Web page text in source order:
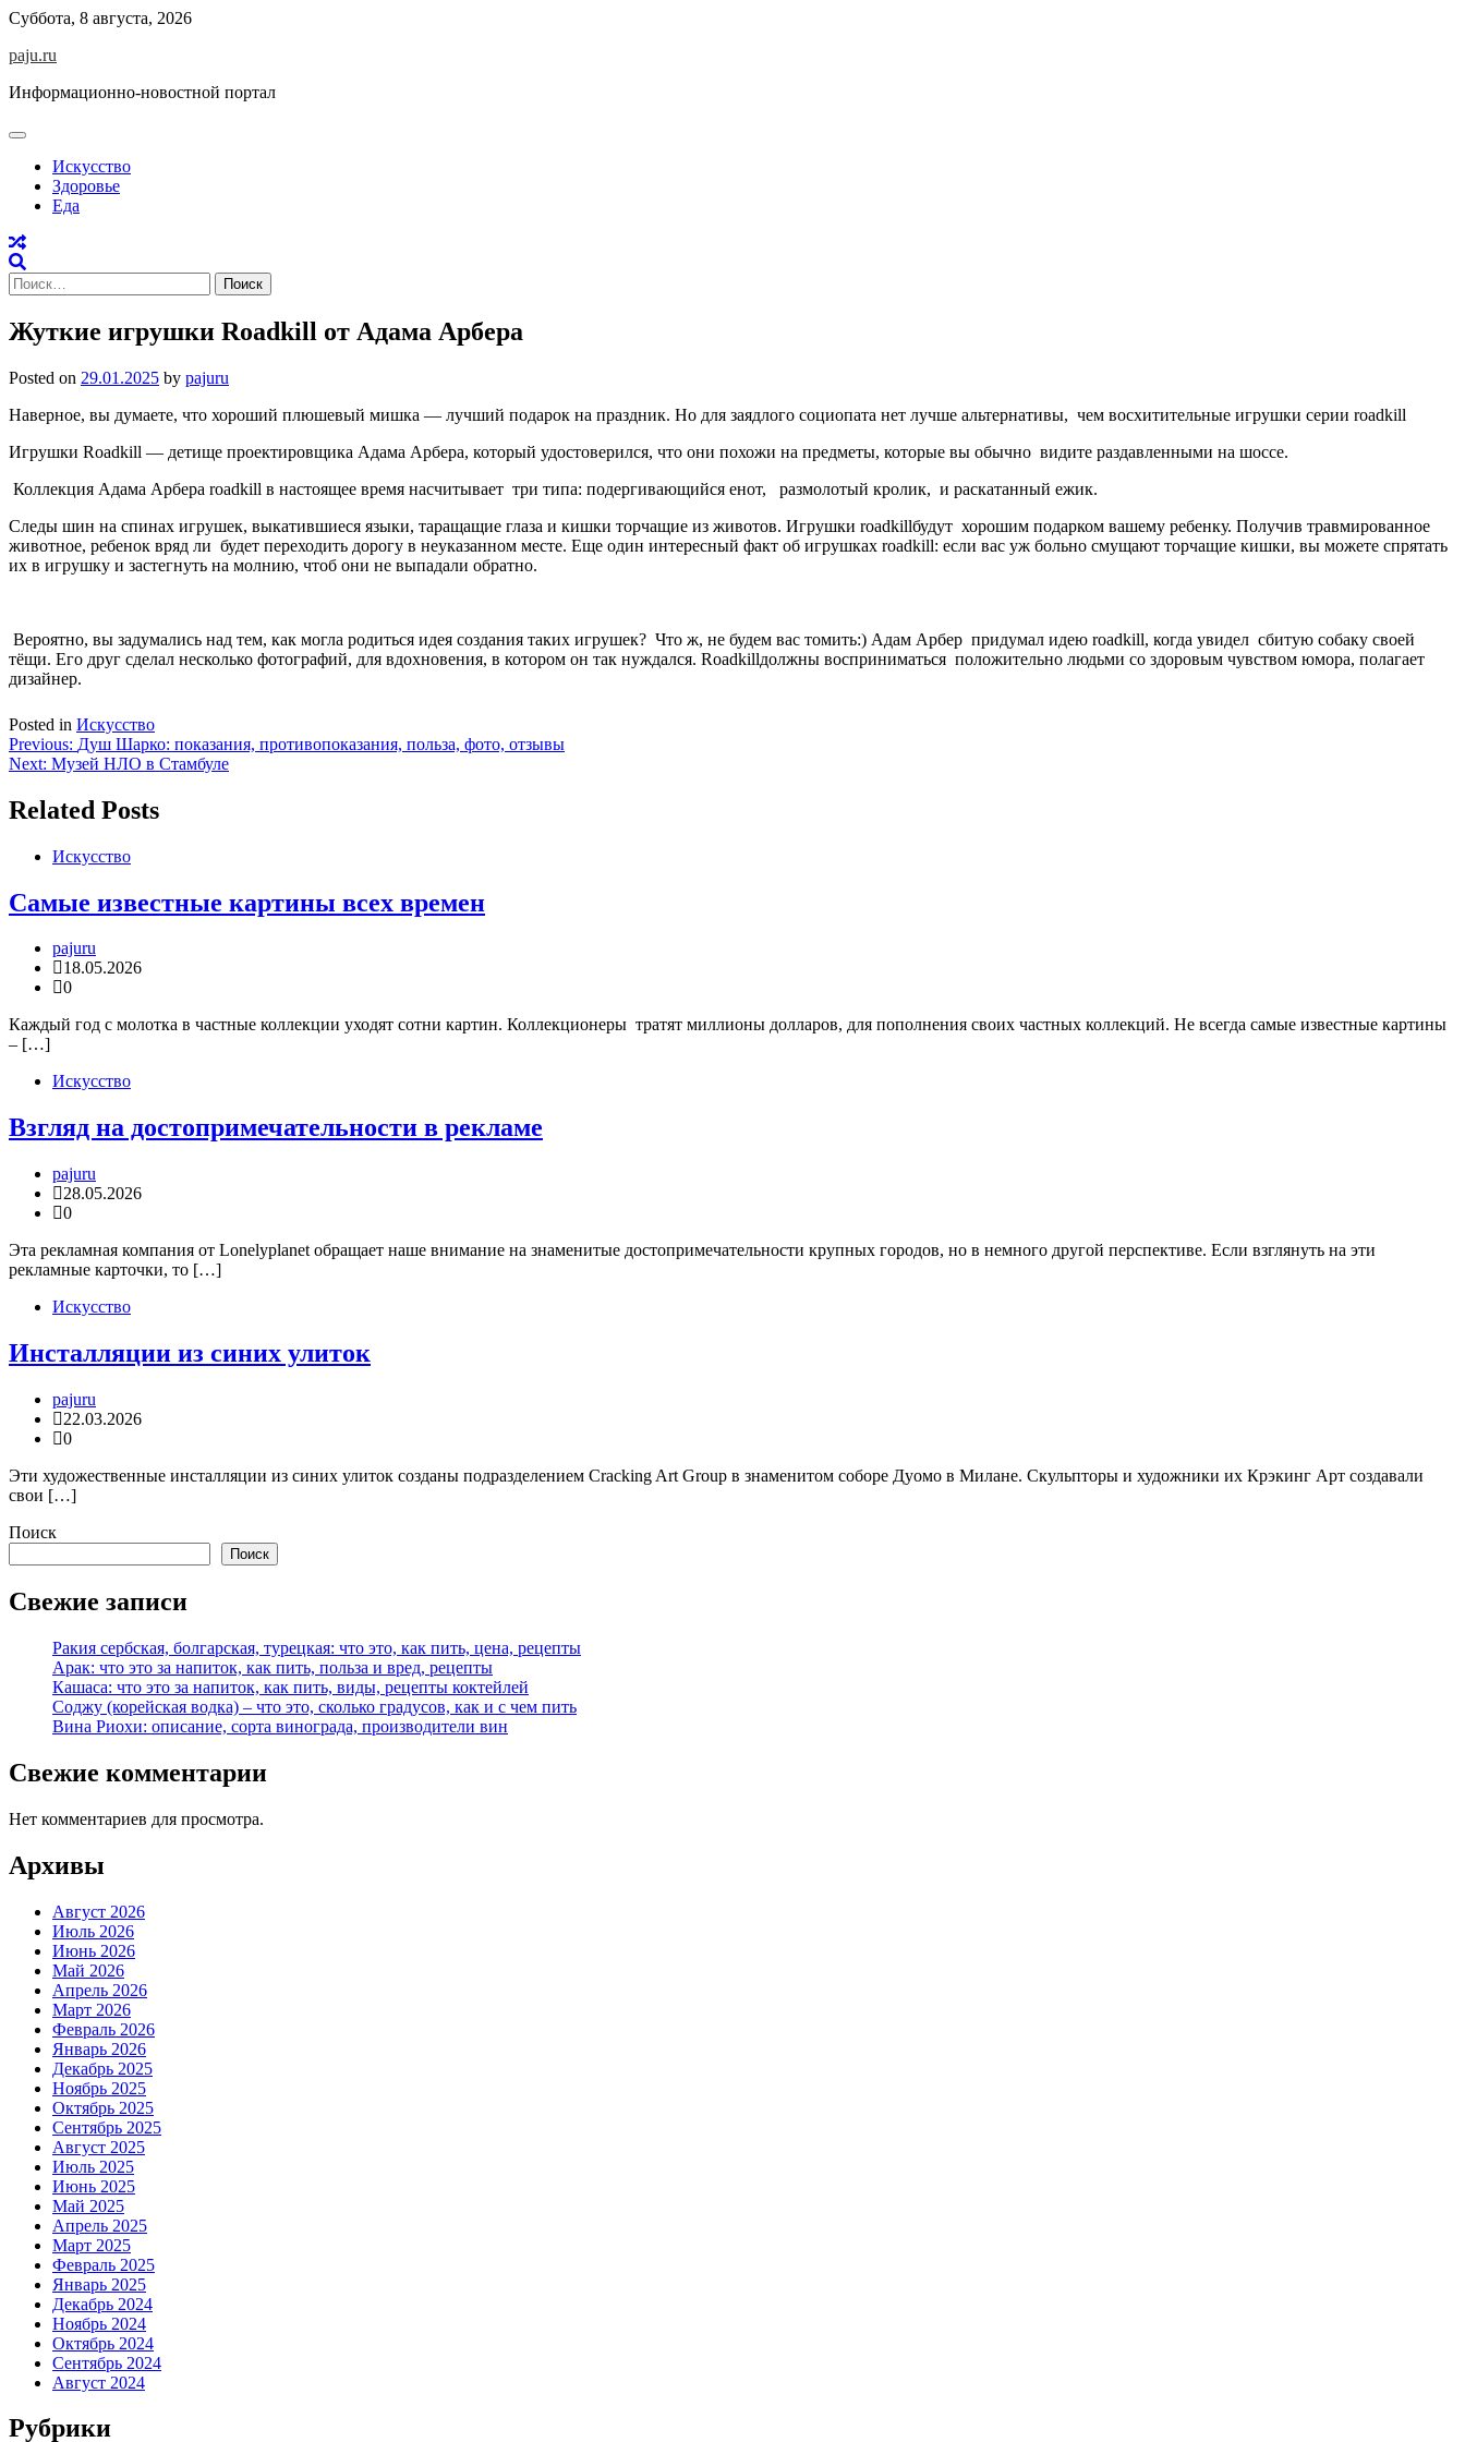
Skip
content
Суббота, 8 августа, 2026
paju.ru
Информационно-новостной портал
Искусство
Здоровье
Еда
Найти:
Жуткие игрушки Roadkill от Адама Арбера
Posted on 29.01.2025 by pajuru
Наверное, вы думаете, что хороший плюшевый мишка — лучший подарок на праздник. Но для заядлого социопата нет лучше альтернативы, чем восхитительные игрушки серии roadkill
Игрушки Roadkill — детище проектировщика Адама Арбера, который удостоверился, что они похожи на предметы, которые вы обычно видите раздавленными на шоссе.
Коллекция Адама Арбера roadkill в настоящее время насчитывает три типа: подергивающийся енот, размолотый кролик, и раскатанный ежик.
Следы шин на спинах игрушек, выкатившиеся языки, таращащие глаза и кишки торчащие из животов. Игрушки roadkillбудут хорошим подарком вашему ребенку. Получив травмированное
животное, ребенок вряд ли будет переходить дорогу в неуказанном месте. Еще один интересный факт об игрушках roadkill: если вас уж больно смущают торчащие кишки, вы можете спрятать
их в игрушку и застегнуть на молнию, чтоб они не выпадали обратно.
Вероятно, вы задумались над тем, как могла родиться идея создания таких игрушек? Что ж, не будем вас томить:) Адам Арбер придумал идею roadkill, когда увидел сбитую собаку своей
тёщи. Его друг сделал несколько фотографий, для вдохновения, в котором он так нуждался. Roadkillдолжны восприниматься положительно людьми со здоровым чувством юмора, полагает
дизайнер.
Posted in Искусство
Навигация
по
записям
Previous: Душ Шарко: показания, противопоказания, польза, фото, отзывы
Next: Музей НЛО в Стамбуле
Related Posts
Искусство
Самые известные картины всех времен
pajuru
18.05.2026
0
Каждый год с молотка в частные коллекции уходят сотни картин. Коллекционеры тратят миллионы долларов, для пополнения своих частных коллекций. Не всегда самые известные картины
– […]
Искусство
Взгляд на достопримечательности в рекламе
pajuru
28.05.2026
0
Эта рекламная компания от Lonelyplanet обращает наше внимание на знаменитые достопримечательности крупных городов, но в немного другой перспективе. Если взглянуть на эти
рекламные карточки, то […]
Искусство
Инсталляции из синих улиток
pajuru
22.03.2026
0
Эти художественные инсталляции из синих улиток созданы подразделением Cracking Art Group в знаменитом соборе Дуомо в Милане. Скульпторы и художники их Крэкинг Арт создавали
свои […]
Поиск
Поиск
Свежие записи
Ракия сербская, болгарская, турецкая: что это, как пить, цена, рецепты
Арак: что это за напиток, как пить, польза и вред, рецепты
Кашаса: что это за напиток, как пить, виды, рецепты коктейлей
Соджу (корейская водка) – что это, сколько градусов, как и с чем пить
Вина Риохи: описание, сорта винограда, производители вин
Свежие комментарии
Нет комментариев для просмотра.
Архивы
Август 2026
Июль 2026
Июнь 2026
Май 2026
Апрель 2026
Март 2026
Февраль 2026
Январь 2026
Декабрь 2025
Ноябрь 2025
Октябрь 2025
Сентябрь 2025
Август 2025
Июль 2025
Июнь 2025
Май 2025
Апрель 2025
Март 2025
Февраль 2025
Январь 2025
Декабрь 2024
Ноябрь 2024
Октябрь 2024
Сентябрь 2024
Август 2024
Рубрики